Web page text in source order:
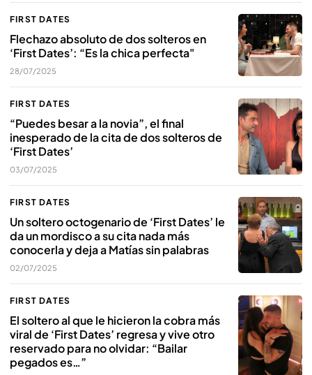
FIRST DATES
Flechazo absoluto de dos solteros en
‘First Dates’: “Es la chica perfecta"
28/07/2025
FIRST DATES
“Puedes besar a la novia”, el final
inesperado de la cita de dos solteros de
‘First Dates’
03/07/2025
FIRST DATES
Un soltero octogenario de ‘First Dates’ le
da un mordisco a su cita nada más
conocerla y deja a Matías sin palabras
02/07/2025
FIRST DATES
El soltero al que le hicieron la cobra más
viral de ‘First Dates’ regresa y vive otro
reservado para no olvidar: “Bailar
pegados es…”